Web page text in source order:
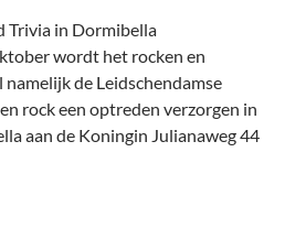
Trivia in Dormibella
wordt het rocken en
de Leidschendamse
rock een optreden verzorgen in
aan de Koningin Julianaweg 44